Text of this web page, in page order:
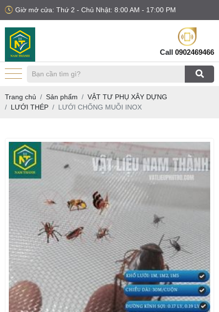
Giờ mở cửa: Thứ 2 - Chủ Nhật: 8:00 AM - 17:00 PM
Call 0902469466
Trang chủ Sản phẩm
VẬT TƯ PHỤ XÂY DỰNG
LƯỚI THÉP
LƯỚI CHỐNG MUỖI INOX